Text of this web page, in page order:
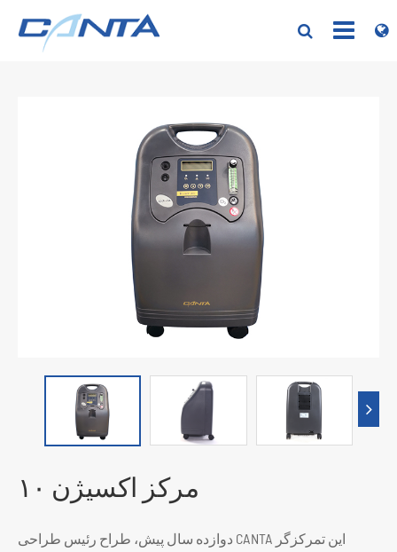
مرکز اکسیژن ۱۰
دوازده سال پیش، طراح رئیس طراحی CANTA این تمرکزگر